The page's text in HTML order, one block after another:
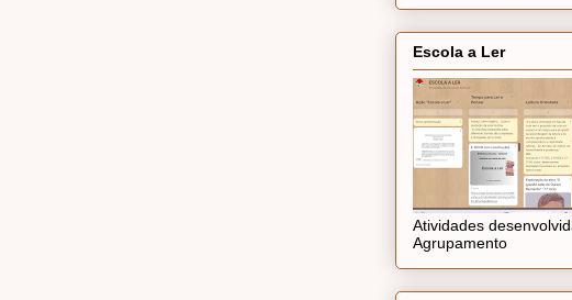
Escola a Ler
Atividades
Agrupamento